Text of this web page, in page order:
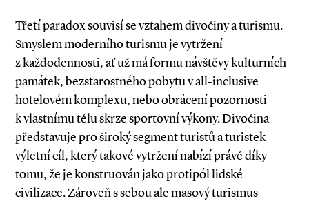
Třetí paradox souvisí se vztahem divočiny a turismu.
Smyslem moderního turismu je vytržení
z každodennosti, ať už má formu návštěvy kulturních
památek, bezstarostného pobytu v all­-inclusive
hotelovém komplexu, nebo obrácení pozornosti
k vlastnímu tělu skrze sportovní výkony. Divočina
představuje pro široký segment turistů a turistek
výletní cíl, který takové vytržení nabízí právě díky
tomu, že je konstruován jako protipól lidské
civilizace. Zároveň s sebou ale masový turismus